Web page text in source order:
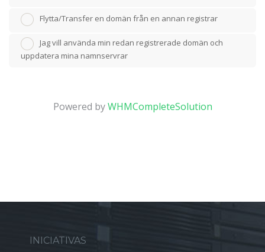
Flytta/Transfer en domän från en annan registrar
Jag vill använda min redan registrerade domän och
uppdatera mina namnservrar
Powered byWHMCompleteSolution
INICIATIVAS